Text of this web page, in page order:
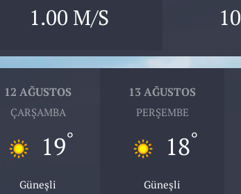
1.00 M/S 10
12 AĞUSTOS
ÇARŞAMBA
19°
Güneşli
13 AĞUSTOS
PERŞEMBE
18°
Güneşli